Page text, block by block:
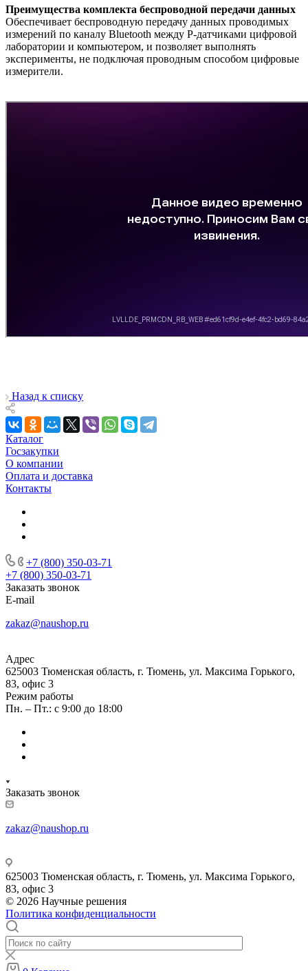
Преимущества комплекта беспроводной передачи данных
Обеспечивает беспроводную передачу данных проводимых
измерений по каналу Bluetooth между Р-датчиками цифровой
лаборатории и компьютером, и позволяет выполнять
эксперименты, не подключая проводным способом цифровые
измерители.
Назад к списку
Каталог
Госзакупки
О компании
Оплата и доставка
Контакты
+7 (800) 350-03-71
+7 (800) 350-03-71
Заказать звонок
E-mail
zakaz@naushop.ru
Адрес
625003 Тюменская область, г. Тюмень, ул. Максима Горького,
83, офис 3
Режим работы
Пн. – Пт.: с 9:00 до 18:00
Заказать звонок
zakaz@naushop.ru
625003 Тюменская область, г. Тюмень, ул. Максима Горького,
83, офис 3
© 2026 Научные решения
Политика конфиденциальности